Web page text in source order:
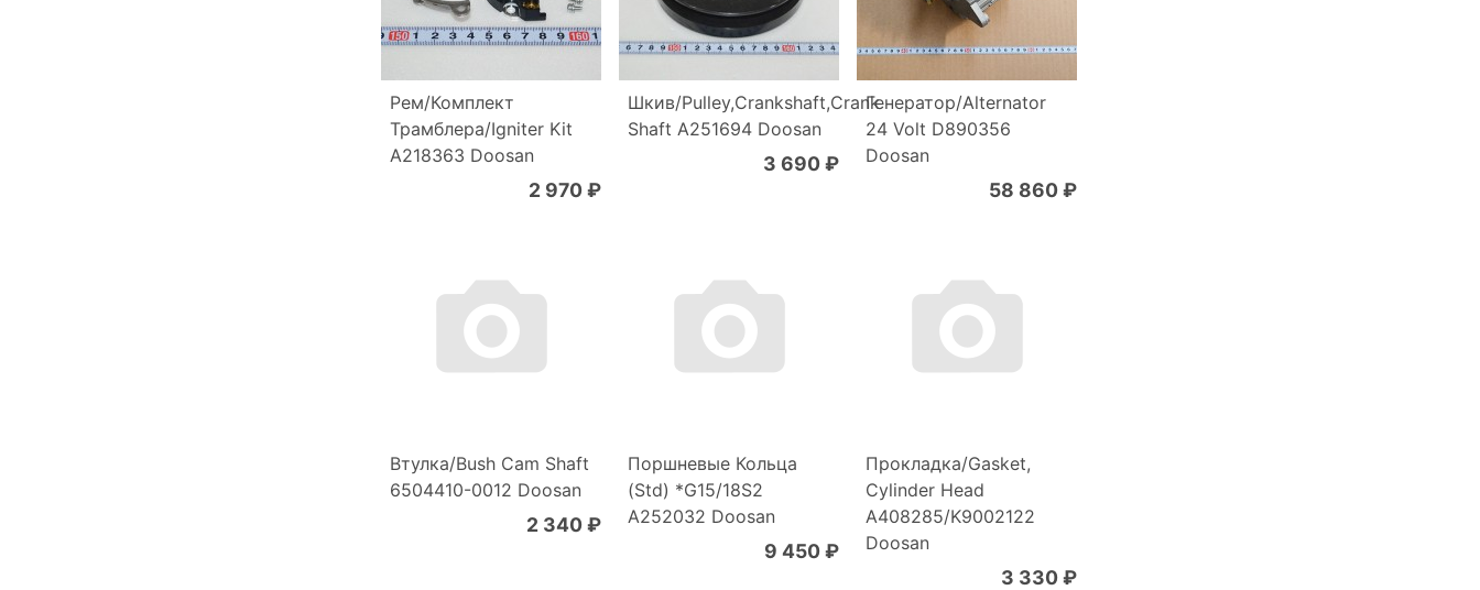
Рем/Комплект
Трамблера/Igniter Kit
A218363 Doosan
2 970 ₽
Шкив/Pulley,Crankshaft,Crank
Shaft A251694 Doosan
3 690 ₽
Генератор/Alternator
24 Volt D890356
Doosan
58 860 ₽
Втулка/Bush Cam Shaft
6504410-0012 Doosan
2 340 ₽
Поршневые Кольца
(Std) *G15/18S2
A252032 Doosan
9 450 ₽
Прокладка/Gasket,
Cylinder Head
A408285/K9002122
Doosan
3 330 ₽